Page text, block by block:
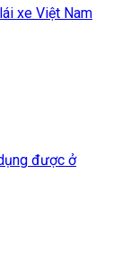
xe Việt Nam
được ở